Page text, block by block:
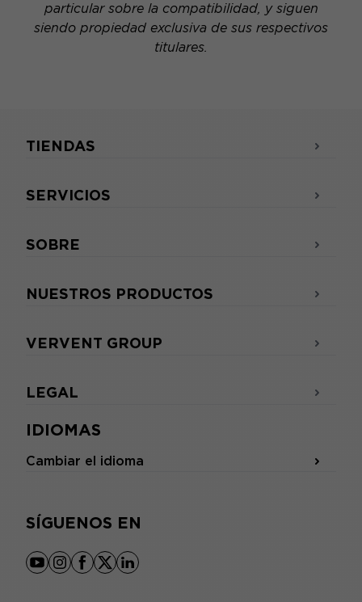
particular sobre la compatibilidad, y siguen
siendo propiedad exclusiva de sus respectivos
titulares.
IDIOMAS
Cambiar el idioma
SÍGUENOS EN
youtube
instagram
facebook
x linkedin
TIENDAS
SERVICIOS
SOBRE
NUESTROS PRODUCTOS
VERVENT GROUP
LEGAL